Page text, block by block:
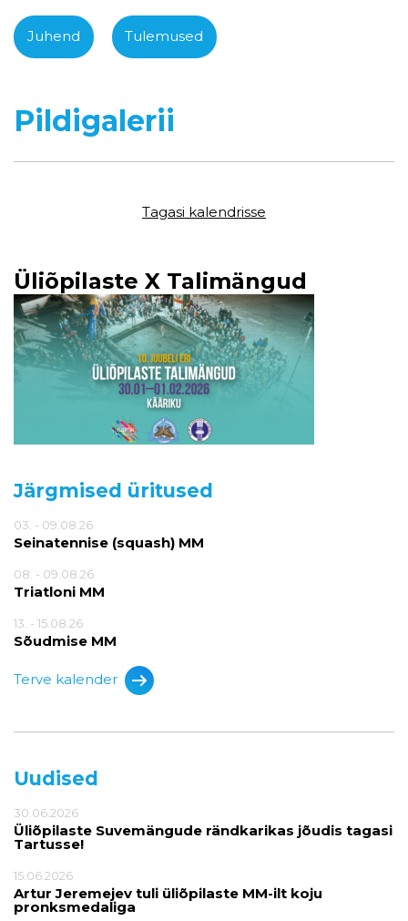
Üliõpilaste X Talimängud
Järgmised üritused
03. - 09.08.26
Seinatennise (squash) MM
08. - 09.08.26
Triatloni MM
13. - 15.08.26
Sõudmise MM
Terve kalender
Uudised
30.06.2026
Üliõpilaste Suvemängude rändkarikas jõudis tagasi
Tartusse!
15.06.2026
Artur Jeremejev tuli üliõpilaste MM-ilt koju
pronksmedaliga
Juhend Tulemused
Pildigalerii
Tagasi kalendrisse